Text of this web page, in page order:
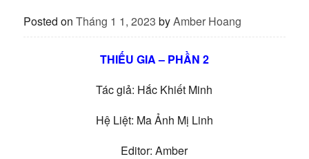
Posted on Tháng 1 1, 2023 byAmber Hoang
THIẾU GIA – PHẦN 2
Tác giả: Hắc Khiết Minh
Hệ Liệt: Ma Ảnh Mị Linh
Editor: Amber